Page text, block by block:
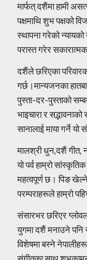
मार्फत् दशैंमा हामी
पक्षमाथि शुभ पक्षको
स्थापना गरेको
परास्त गरेर
दशैंले छरिएका
गर्छ।मान्यजनका
पुस्ता-दर-पुस्ताको
भाइचारा र
सानालाई माया गर्ने
मालश्री धुन,दशैं गीत,
यो पर्व हाम्रो
महत्वपूर्ण छ। पिङ
परम्पराहरूले हाम्रो
संसारभर छरिएर
युगमा दशैं मनाउने
विशेषमा बस्ने